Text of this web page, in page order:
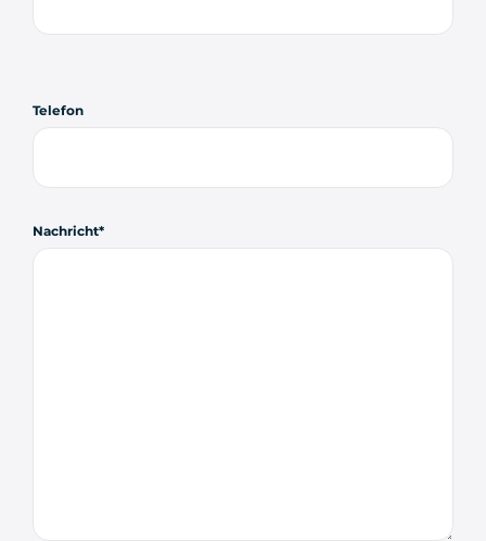
Telefon
Nachricht